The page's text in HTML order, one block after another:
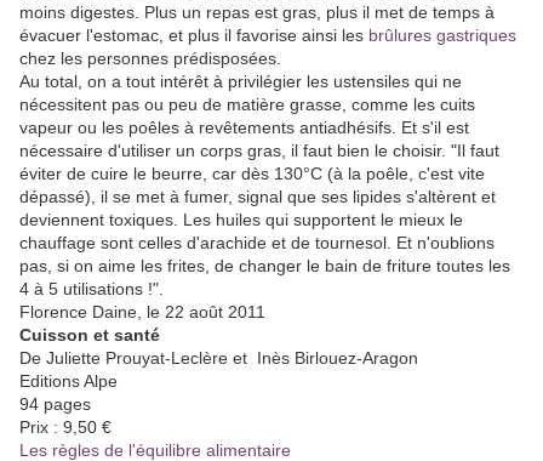
moins digestes. Plus un repas est gras, plus il met de temps à
évacuer l'estomac, et plus il favorise ainsi les brûlures gastriques
chez les personnes prédisposées.
Au total, on a tout intérêt à privilégier les ustensiles qui ne
nécessitent pas ou peu de matière grasse, comme les cuits
vapeur ou les poêles à revêtements antiadhésifs. Et s'il est
nécessaire d'utiliser un corps gras, il faut bien le choisir. "Il faut
éviter de cuire le beurre, car dès 130°C (à la poêle, c'est vite
dépassé), il se met à fumer, signal que ses lipides s'altèrent et
deviennent toxiques. Les huiles qui supportent le mieux le
chauffage sont celles d'arachide et de tournesol. Et n'oublions
pas, si on aime les frites, de changer le bain de friture toutes les
4 à 5 utilisations !".
Florence Daine, le 22 août 2011
Cuisson et santé
De Juliette Prouyat-Leclère et Inès Birlouez-Aragon
Editions Alpe
94 pages
Prix : 9,50 €
Les règles de l'équilibre alimentaire